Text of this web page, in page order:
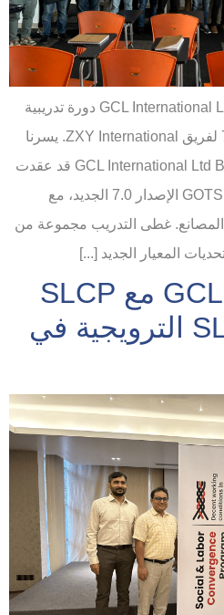
أكملت شركة GCL International Ltd Bangladesh دورة تدريبية
حول معيار GOTS الإصدار 7.0 لفريق ZXY International. يسرنا
أن نعلن أن شركة GCL International Ltd Bangladesh قد عقدت
بنجاح دورة تدريبية حول معيار GOTS الإصدار 7.0 الجديد، مع
المصانع. غطى التدريب مجموعة من
المعيار الجديد [...]
شاركت شركة GCL مع SLCP
خلال جولة SLCP الترويجية في